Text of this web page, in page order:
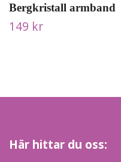
Bergkristall armband
149 kr
Här hittar du oss: